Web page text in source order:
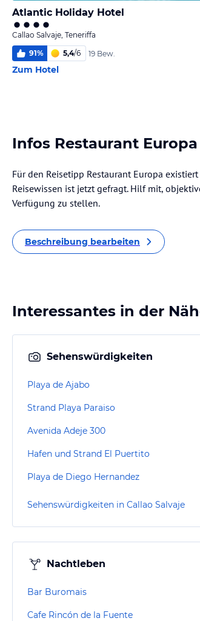
Atlantic Holiday Hotel
Callao Salvaje, Teneriffa
91% 5,4/6 19 Bew.
Zum Hotel
Infos Restaurant Europa
Für den Reisetipp Restaurant Europa
Reisewissen ist jetzt gefragt. Hilf mit,
Verfügung zu stellen.
Beschreibung bearbeiten
Interessantes in der
Sehenswürdigkeiten
Playa de Ajabo
Strand Playa Paraiso
Avenida Adeje 300
Hafen und Strand El Puertito
Playa de Diego Hernandez
Sehenswürdigkeiten in Callao Salvaje
Nachtleben
Bar Buromais
Cafe Rincón de la Fuente